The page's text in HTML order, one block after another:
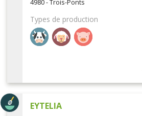
4980 - Trois-Ponts
Types de production
EYTELIA